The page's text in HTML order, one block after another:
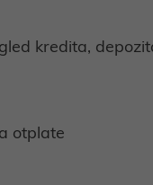
kredita,
otplate